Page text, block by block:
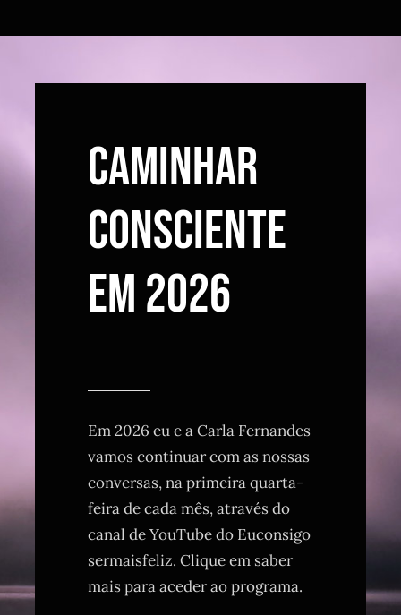
CAMINHAR
CONSCIENTE
EM 2026
Em 2026 eu e a Carla Fernandes
vamos continuar com as nossas
conversas, na primeira quarta-
feira de cada mês, através do
canal de YouTube do Euconsigo
sermaisfeliz. Clique em saber
mais para aceder ao programa.